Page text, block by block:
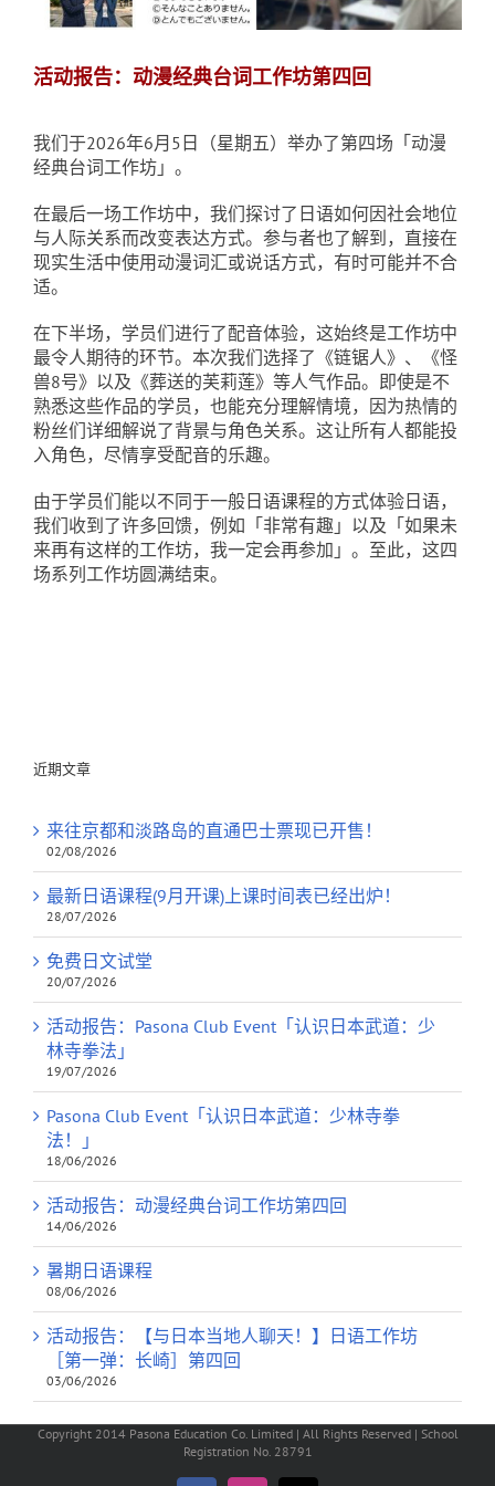
活动报告：动漫经典台词工作坊第四回
我们于2026年6月5日（星期五）举办了第四场「动漫
经典台词工作坊」。
在最后一场工作坊中，我们探讨了日语如何因社会地位
与人际关系而改变表达方式。参与者也了解到，直接在
现实生活中使用动漫词汇或说话方式，有时可能并不合
适。
在下半场，学员们进行了配音体验，这始终是工作坊中
最令人期待的环节。本次我们选择了《链锯人》、《怪
兽8号》以及《葬送的芙莉莲》等人气作品。即使是不
熟悉这些作品的学员，也能充分理解情境，因为热情的
粉丝们详细解说了背景与角色关系。这让所有人都能投
入角色，尽情享受配音的乐趣。
由于学员们能以不同于一般日语课程的方式体验日语，
我们收到了许多回馈，例如「非常有趣」以及「如果未
来再有这样的工作坊，我一定会再参加」。至此，这四
场系列工作坊圆满结束。
近期文章
来往京都和淡路岛的直通巴士票现已开售！
02/08/2026
最新日语课程(9月开课)上课时间表已经出炉！
28/07/2026
免费日文试堂
20/07/2026
活动报告：Pasona Club Event「认识日本武道：少
林寺拳法」
19/07/2026
Pasona Club Event「认识日本武道：少林寺拳
法！」
18/06/2026
活动报告：动漫经典台词工作坊第四回
14/06/2026
暑期日语课程
08/06/2026
活动报告：【与日本当地人聊天！】日语工作坊
［第一弹：长崎］第四回
03/06/2026
Copyright 2014 Pasona Education Co. Limited | All Rights Reserved | School
Registration No. 28791